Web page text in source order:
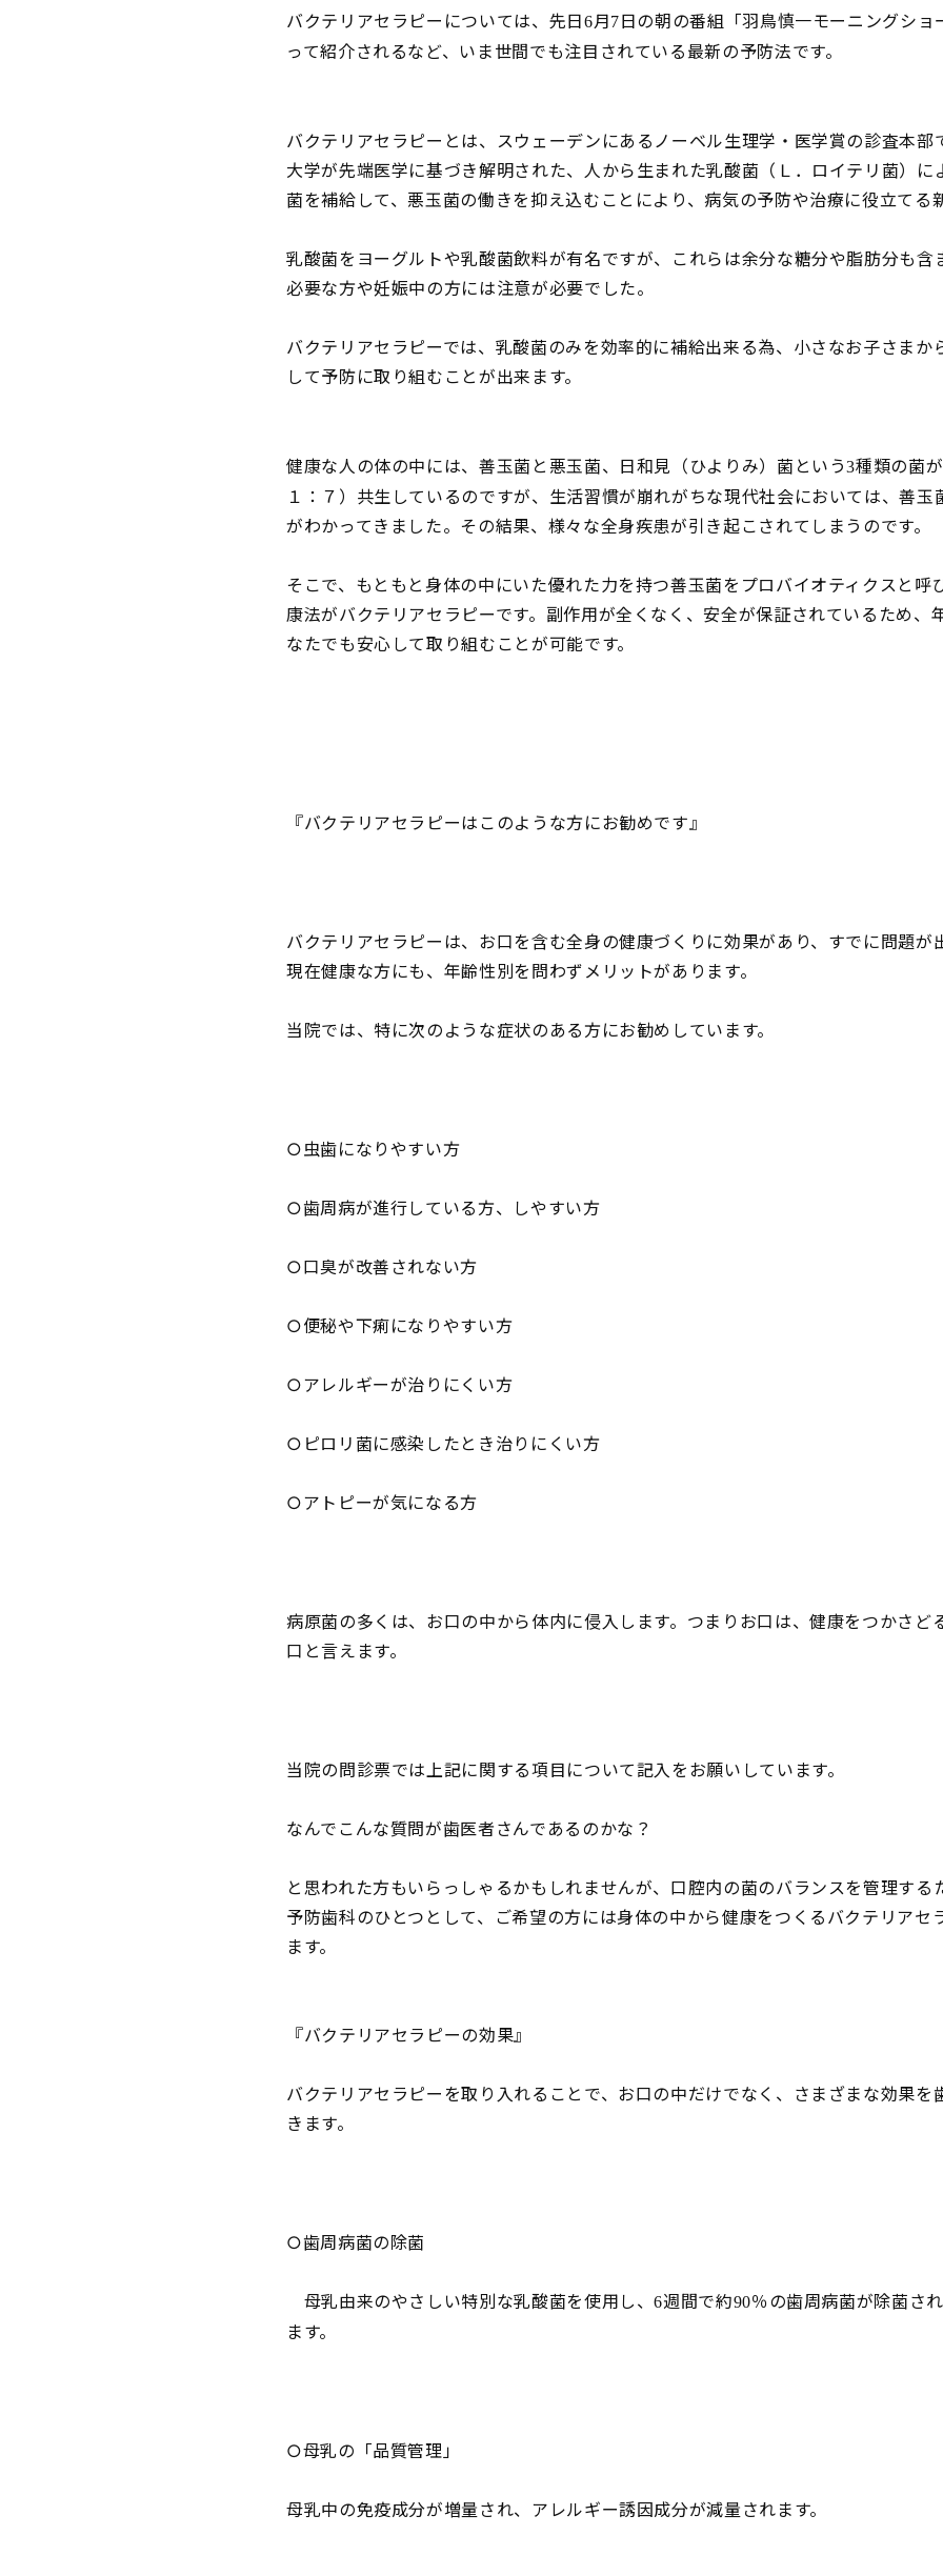
バクテリアセラピーについては、先日6月7日の朝の番組「羽鳥慎一モーニングショ
って紹介されるなど、いま世間でも注目されている最新の予防法です。
バクテリアセラピーとは、スウェーデンにあるノーベル生理学・医学賞の診査本部
大学が先端医学に基づき解明された、人から生まれた乳酸菌（Ｌ．ロイテリ菌）に
菌を補給して、悪玉菌の働きを抑え込むことにより、病気の予防や治療に役立てる
乳酸菌をヨーグルトや乳酸菌飲料が有名ですが、これらは余分な糖分や脂肪分も含
必要な方や妊娠中の方には注意が必要でした。
バクテリアセラピーでは、乳酸菌のみを効率的に補給出来る為、小さなお子さまか
して予防に取り組むことが出来ます。
健康な人の体の中には、善玉菌と悪玉菌、日和見（ひよりみ）菌という3種類の菌
１：７）共生しているのですが、生活習慣が崩れがちな現代社会においては、善玉
がわかってきました。その結果、様々な全身疾患が引き起こされてしまうのです。
そこで、もともと身体の中にいた優れた力を持つ善玉菌をプロバイオティクスと呼
康法がバクテリアセラピーです。副作用が全くなく、安全が保証されているため、
なたでも安心して取り組むことが可能です。
『バクテリアセラピーはこのような方にお勧めです』
バクテリアセラピーは、お口を含む全身の健康づくりに効果があり、すでに問題が
現在健康な方にも、年齢性別を問わずメリットがあります。
当院では、特に次のような症状のある方にお勧めしています。
○虫歯になりやすい方
○歯周病が進行している方、しやすい方
○口臭が改善されない方
○便秘や下痢になりやすい方
○アレルギーが治りにくい方
○ピロリ菌に感染したとき治りにくい方
○アトピーが気になる方
病原菌の多くは、お口の中から体内に侵入します。つまりお口は、健康をつかさど
口と言えます。
当院の問診票では上記に関する項目について記入をお願いしています。
なんでこんな質問が歯医者さんであるのかな？
と思われた方もいらっしゃるかもしれませんが、口腔内の菌のバランスを管理する
予防歯科のひとつとして、ご希望の方には身体の中から健康をつくるバクテリアセ
ます。
『バクテリアセラピーの効果』
バクテリアセラピーを取り入れることで、お口の中だけでなく、さまざまな効果を
きます。
○歯周病菌の除菌
母乳由来のやさしい特別な乳酸菌を使用し、6週間で約90％の歯周病菌が除菌さ
ます。
○母乳の「品質管理」
母乳中の免疫成分が増量され、アレルギー誘因成分が減量されます。